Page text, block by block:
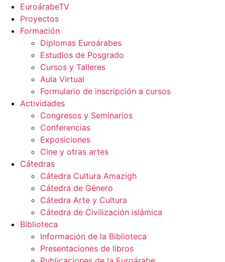
EuroárabeTV
Proyectos
Formación
Diplomas Euroárabes
Estudios de Posgrado
Cursos y Talleres
Aula Virtual
Formulario de inscripción a cursos
Actividades
Congresos y Seminarios
Conferencias
Exposiciones
Cine y otras artes
Cátedras
Cátedra Cultura Amazigh
Cátedra de Género
Cátedra Arte y Cultura
Cátedra de Civilización islámica
Biblioteca
Información de la Biblioteca
Presentaciones de libros